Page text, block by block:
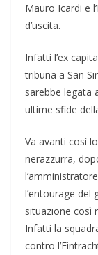
Mauro Icardi e
d’uscita.
Infatti l’ex
tribuna a San
sarebbe legata
ultime sfide
Va avanti così
nerazzurra,
l’entourage del
situazione così
Infatti la
contro